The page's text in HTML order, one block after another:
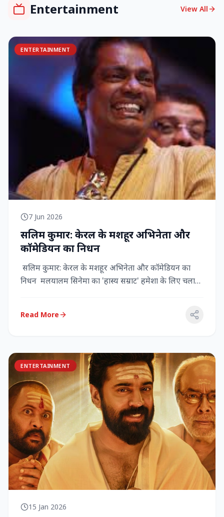
Entertainment View All
ENTERTAINMENT
7 Jun 2026
सलिम कुमार: केरल के मशहूर अभिनेता और
कॉमेडियन का निधन
सलिम कुमार: केरल के मशहूर अभिनेता और कॉमेडियन का
निधन मलयालम सिनेमा का 'हास्य सम्राट' हमेशा के लिए चला
Read More
ENTERTAINMENT
15 Jan 2026